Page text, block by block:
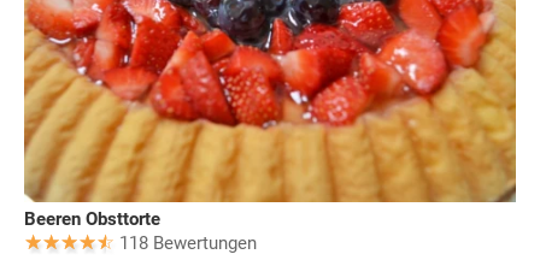
Beeren Obsttorte
118 Bewertungen